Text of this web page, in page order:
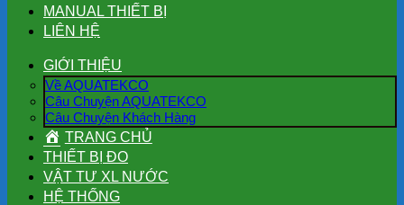
MANUAL THIẾT BỊ
LIÊN HỆ
GIỚI THIỆU
Về AQUATEKCO
Câu Chuyện AQUATEKCO
Câu Chuyện Khách Hàng
TRANG CHỦ
THIẾT BỊ ĐO
VẬT TƯ XL NƯỚC
HỆ THỐNG